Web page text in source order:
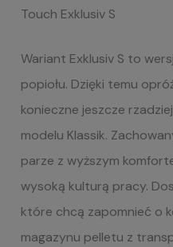
Touch Exklusiv S
Wariant Exklusiv S to
popiołu. Dzięki temu
konieczne jeszcze
modelu Klassik.
parze z wyższym
wysoką kulturą pracy.
które chcą zapomnieć o
magazynu pelletu z